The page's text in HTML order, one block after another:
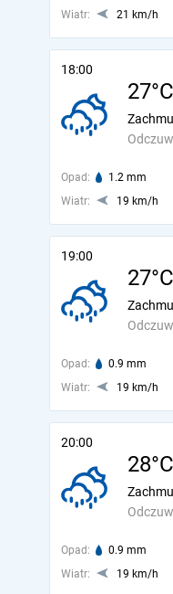
Wiatr:
21 km/h
18:00
27°C
Opad: 1.2 mm
Wiatr:
19 km/h
19:00
27°C
Opad: 0.9 mm
Wiatr:
19 km/h
20:00
28°C
Opad: 0.9 mm
Wiatr:
19 km/h